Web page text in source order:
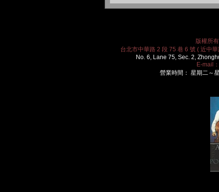
版權所
台北市中華路 2 段 75 巷 6 號 ( 近中
No. 6, Lane 75, Sec. 2,
E-mail：
營業時間： 星期二～